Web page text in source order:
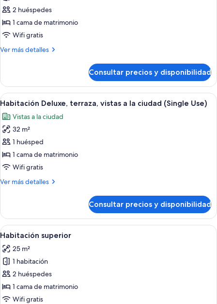
Habitación
Deluxe,
vistas
la
esquina
2 huéspedes
1 cama de matrimonio
Wifi gratis
Ver más detalles
Más
Deluxe,
vistas
a
ciudad,
en
esquina
Consultar precios y disponibilidad
Abrir
todas
las
fotos
de
Habitación
Deluxe,
vistas
ciudad
(Single
Use)
Habitación de hotel ordenada con
13
Habitación Deluxe, terraza, vistas a la ciudad (Single Use)
Vistas a la ciudad
32 m²
1 huésped
1 cama de matrimonio
Wifi gratis
Ver más detalles
Más
Deluxe,
terraza,
vistas
la
ciudad
(Single
Use)
Consultar precios y disponibilidad
Abrir
todas
las
fotos
de
Habitación
superior
Ropa de cama de alta calidad,
14
Habitación superior
25 m²
1 habitación
2 huéspedes
1 cama de matrimonio
Wifi gratis